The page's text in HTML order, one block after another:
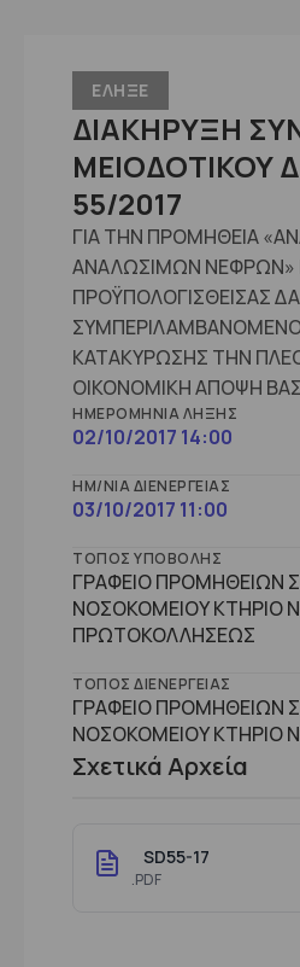
ΕΛΗΞΕ
ΔΙΑΚΗΡΥΞΗ
ΜΕΙΟΔΟΤΙΚΟΥ
55/2017
ΓΙΑ ΤΗΝ ΠΡΟΜΗΘΕΙΑ
ΑΝΑΛΩΣΙΜΩΝ ΝΕΦΡΩΝ»
ΠΡΟΫΠΟΛΟΓΙΣΘΕΙΣΑΣ
ΚΑΤΑΚΥΡΩΣΗΣ ΤΗΝ
ΟΙΚΟΝΟΜΙΚΗ ΑΠΟΨΗ
ΗΜΕΡΟΜΗΝΊΑ ΛΉΞΗΣ
02/10/2017 14:00
ΗΜ/ΝΊΑ ΔΙΕΝΈΡΓΕΙΑΣ
03/10/2017 11:00
ΤΌΠΟΣ ΥΠΟΒΟΛΉΣ
ΓΡΑΦΕΙΟ ΠΡΟΜΗΘΕΙΩΝ
ΝΟΣΟΚΟΜΕΙΟΥ ΚΤΗΡΙΟ
ΠΡΩΤΟΚΟΛΛΗΣΕΩΣ
ΤΌΠΟΣ ΔΙΕΝΈΡΓΕΙΑΣ
ΓΡΑΦΕΙΟ ΠΡΟΜΗΘΕΙΩΝ
ΝΟΣΟΚΟΜΕΙΟΥ ΚΤHΡΙΟ
Σχετικά Αρχεία
SD55-17
.PDF